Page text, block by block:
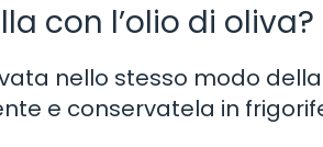
con l’olio di oliva?
nello stesso modo
e conservatela in